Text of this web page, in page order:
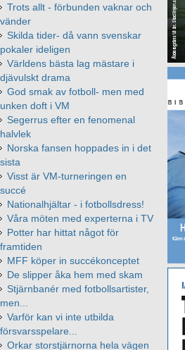
Trots allt - förbunden vaknar och
vänder
Skilda tider- då vann svenskar
pokaler ideligen
Världens bästa lag mästare i
djävulskt drama
God smak av fotboll- men med
unken doft i VM
Segerrus efter en fenomenal
halvlek
Norska fansen hoppades in i det
sista
Visst är VM-turneringen en
succé
Nationalhjältar - i fotbollsdress!
Våra möten med experterna i TV
Potter har hittat något för
framtiden
MFF köper in succékonceptet
De slipper åka hem med skam
Stjärnbanér med fotbollsartister,
men...
Varför kan vi inte utbilda
försvarsspelare...
Orkar storstjärnorna hela vägen